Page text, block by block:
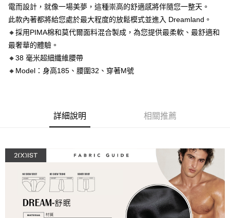
AFTEE先享後付
相關說明
【關於「AFTEE先享後付」】
便利好安心！
１．簡單：不需註冊會員、不需綁卡、不需儲值。
２．便利：只要手機號碼，簡訊認證，即可結帳。
３．安心：先確認商品／服務後，再付款。
結帳頁面，進行簡訊認證並確認金額後，即可完成結帳。
２．訂單成立數日內，您將收到繳費通知簡訊。
※ 請注意：結帳手續完成當下不需立刻繳費，但若您需要取消訂單，請聯絡
購買商品的店家。未經商家同意取消之訂單仍視為有效，需透過AFTEE先享
※ 交易是否成功請以「AFTEE先享後付 」之結帳頁面顯示為準，若有關於
是否繳費成功／繳費後需取消欲退款等相關疑問，請聯繫「AFTEE先享後付
https://netprotections.freshdesk.com/support/home
【注意事項】
ATM付款
運送方式
付款後全家取貨
每筆NT$80，滿NT$1,200(含以上)免運費
每筆NT$80，滿NT$1,200(含以上)免運費
付款後7-11取貨
每筆NT$80，滿NT$1,200(含以上)免運費
電而設計，就像一場美夢，這種崇高的舒適感將伴隨您一整天。
此款內著都將給您處於最大程度的放鬆模式並進入 Dreamland。
🔸採用PIMA棉和莫代爾面料混合製成，為您提供最柔軟、最舒適和
最奢華的體驗。
🔸38 毫米超細纖維腰帶
🔸Model：身高185、腰圍32、穿著M號
詳細說明 相關推薦